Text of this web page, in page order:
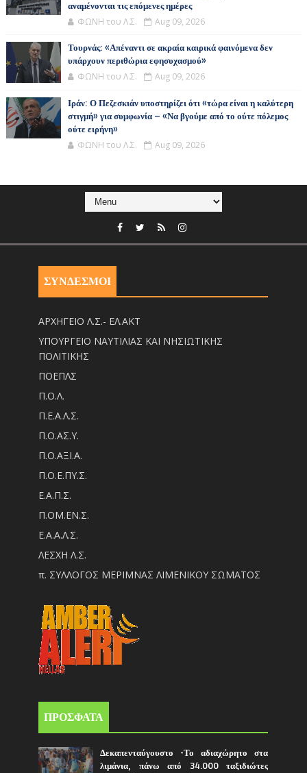
αναμένονται τις επόμενες ημέρες
ΦΩΝΗ του Λ.Σ. Aug 09, 2026
Τουρνάς: «Απέναντι σε ακραία καιρικά φαινόμενα δεν
υπάρχουν περιθώρια εφησυχασμού»
ΦΩΝΗ του Λ.Σ. Aug 09, 2026
Ιράν: Ο Πεζεσκιάν υποστηρίζει ότι «τώρα είναι η καλύτερη
στιγμή» για συμφωνία – «Να βγούμε από το ούτε πόλεμος
ούτε ειρήνη»
ΦΩΝΗ του Λ.Σ. Aug 09, 2026
ΣΥΝΔΕΣΜΟΙ
ΑΡΧΗΓΕΙΟ Λ.Σ.- ΕΛ.ΑΚΤ
ΥΠΟΥΡΓΕΙΟ ΝΑΥΤΙΛΙΑΣ ΚΑΙ ΝΗΣΙΩΤΙΚΗΣ
ΠΟΛΙΤΙΚΗΣ
ΠΟΕΠΛΣ
Π.Ο.Λ.
Π.Ε.Α.Λ.Σ.
Π.Ο.ΑΣ.Υ.
Π.Ο.ΑΞΙ.Α.
Π.Ο.Ε.ΠΥ.Σ.
Ε.Α.Π.Σ.
Π.ΟM.EN.Σ.
Ε.Α.Α.Λ.Σ.
ΛΕΣΧΗ Λ.Σ.
π. ΣΥΛΛΟΓΟΣ ΜΕΡΙΜΝΑΣ ΛΙΜΕΝΙΚΟΥ ΣΩΜΑΤΟΣ
ΠΡΟΣΦΑΤΑ
Δεκαπενταύγουστο -Το αδιαχώρητο στα
λιμάνια, πάνω από 34.000 ταξιδιώτες